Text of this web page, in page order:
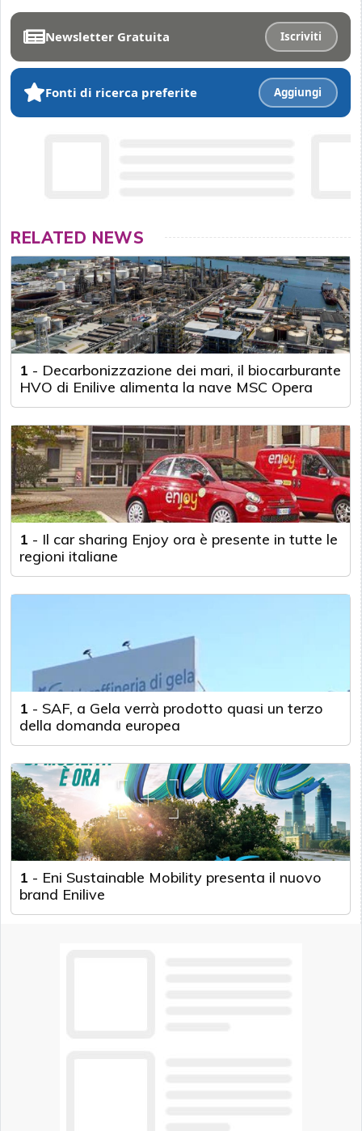
Newsletter Gratuita Iscriviti
Fonti di ricerca preferite Aggiungi
RELATED NEWS
1 - Decarbonizzazione dei mari, il biocarburante
HVO di Enilive alimenta la nave MSC Opera
1 - Il car sharing Enjoy ora è presente in tutte le
regioni italiane
1 - SAF, a Gela verrà prodotto quasi un terzo
della domanda europea
1 - Eni Sustainable Mobility presenta il nuovo
brand Enilive